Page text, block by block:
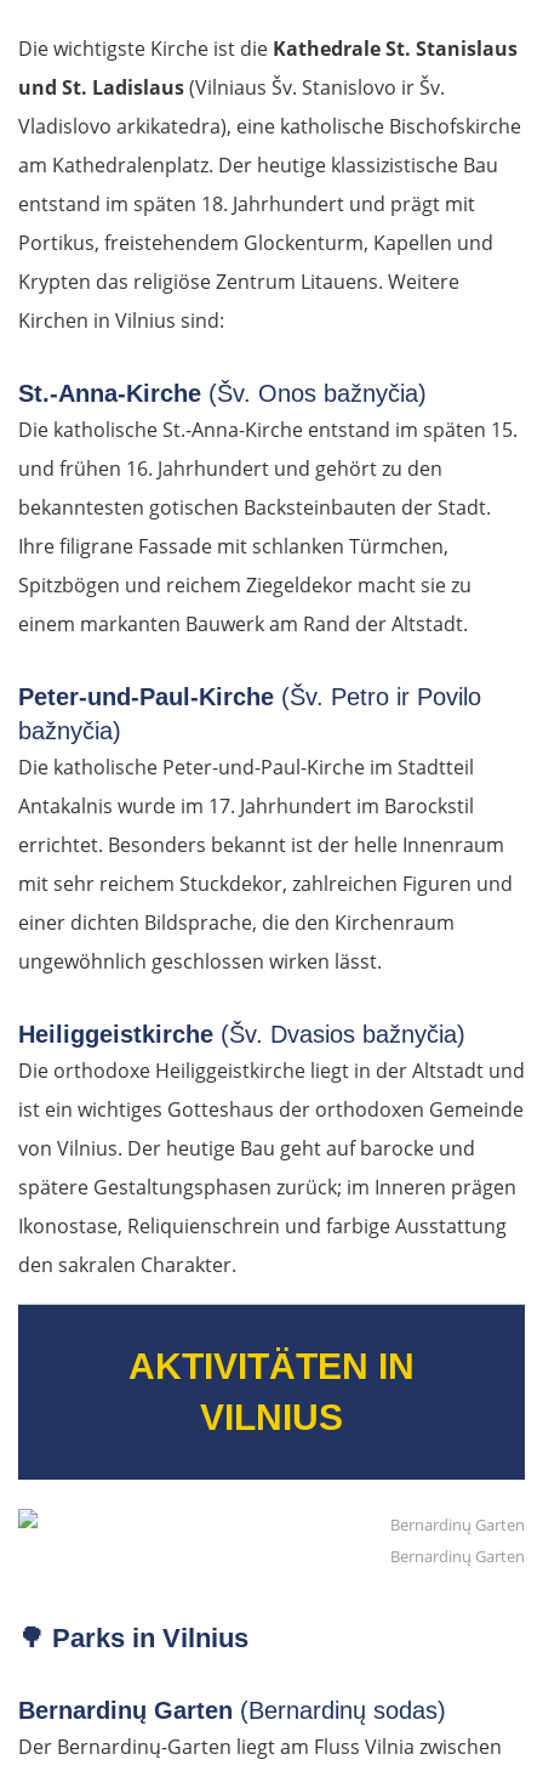
Die wichtigste Kirche ist die Kathedrale St. Stanislaus
und St. Ladislaus(Vilniaus Šv. Stanislovo ir Šv.
Vladislovo arkikatedra), eine katholische Bischofskirche
am Kathedralenplatz. Der heutige klassizistische Bau
entstand im späten 18. Jahrhundert und prägt mit
Portikus, freistehendem Glockenturm, Kapellen und
Krypten das religiöse Zentrum Litauens. Weitere
Kirchen in Vilnius sind:
St.-Anna-Kirche (Šv. Onos bažnyčia)
Die katholische St.-Anna-Kirche entstand im späten 15.
und frühen 16. Jahrhundert und gehört zu den
bekanntesten gotischen Backsteinbauten der Stadt.
Ihre filigrane Fassade mit schlanken Türmchen,
Spitzbögen und reichem Ziegeldekor macht sie zu
einem markanten Bauwerk am Rand der Altstadt.
Peter-und-Paul-Kirche (Šv. Petro ir Povilo
bažnyčia)
Die katholische Peter-und-Paul-Kirche im Stadtteil
Antakalnis wurde im 17. Jahrhundert im Barockstil
errichtet. Besonders bekannt ist der helle Innenraum
mit sehr reichem Stuckdekor, zahlreichen Figuren und
einer dichten Bildsprache, die den Kirchenraum
ungewöhnlich geschlossen wirken lässt.
Heiliggeistkirche (Šv. Dvasios bažnyčia)
Die orthodoxe Heiliggeistkirche liegt in der Altstadt und
ist ein wichtiges Gotteshaus der orthodoxen Gemeinde
von Vilnius. Der heutige Bau geht auf barocke und
spätere Gestaltungsphasen zurück; im Inneren prägen
Ikonostase, Reliquienschrein und farbige Ausstattung
den sakralen Charakter.
AKTIVITÄTEN IN
VILNIUS
Bernardinų Garten
🌳 Parks in Vilnius
Bernardinų Garten (Bernardinų sodas)
Der Bernardinų-Garten liegt am Fluss Vilnia zwischen